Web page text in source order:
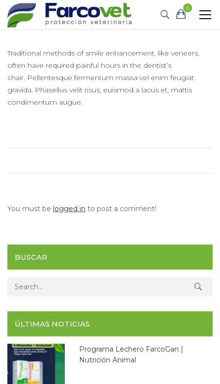
0
Traditional methods of smile enhancement, like veneers,
often have required painful hours in the dentist’s
chair. Pellentesque fermentum massa vel enim feugiat
gravida. Phasellus velit risus, euismod a lacus et, mattis
condimentum augue.
You must be logged in to post a comment!
BUSCAR
Search for:
ÚLTIMAS NOTICIAS
Programa Lechero FarcoGan |
Nutrición Animal